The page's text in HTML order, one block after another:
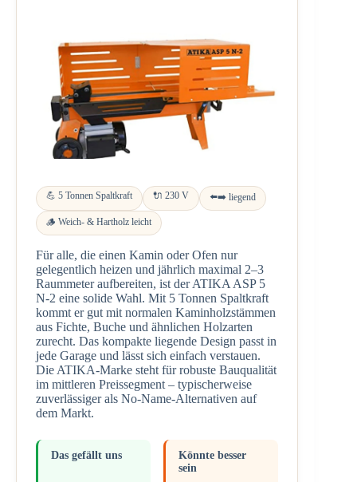
💪 5 Tonnen Spaltkraft 🔌 230 V ⬅️➡️ liegend
🪵 Weich- & Hartholz leicht
Für alle, die einen Kamin oder Ofen nur
gelegentlich heizen und jährlich maximal 2–3
Raummeter aufbereiten, ist der ATIKA ASP 5
N-2 eine solide Wahl. Mit 5 Tonnen Spaltkraft
kommt er gut mit normalen Kaminholzstämmen
aus Fichte, Buche und ähnlichen Holzarten
zurecht. Das kompakte liegende Design passt in
jede Garage und lässt sich einfach verstauen.
Die ATIKA-Marke steht für robuste Bauqualität
im mittleren Preissegment – typischerweise
zuverlässiger als No-Name-Alternativen auf
dem Markt.
Das gefällt uns
Könnte besser
sein